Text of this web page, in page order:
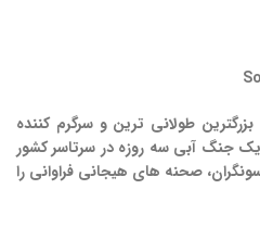
بزرگترین طولانی ترین و سرگرم کننده
جنگ آبی سه روزه در سرتاسر کشور
، صحنه های هیجانی فراوانی را